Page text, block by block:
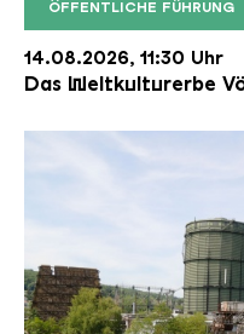
ÖFFENTLICHE FÜHRUNG
Der
Copyright:
14.08.2026, 11:30 Uhr
Das Weltkulturerbe